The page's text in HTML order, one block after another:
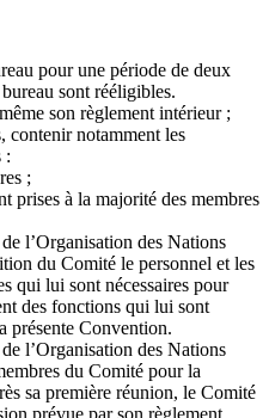
pour une période de deux
sont rééligibles.
son règlement intérieur ;
contenir notamment les
:
;
prises à la majorité des membres
l’Organisation des Nations
du Comité le personnel et les
qui lui sont nécessaires pour
des fonctions qui lui sont
présente Convention.
l’Organisation des Nations
du Comité pour la
sa première réunion, le Comité
prévue par son règlement